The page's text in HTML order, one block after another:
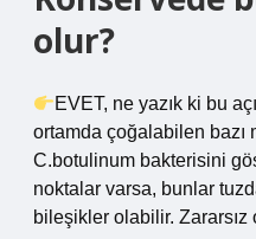
olur?
EVET, ne yazık ki bu
ortamda çoğalabilen bazı
C.botulinum bakterisini
noktalar varsa, bunlar
bileşikler olabilir. Zararsız